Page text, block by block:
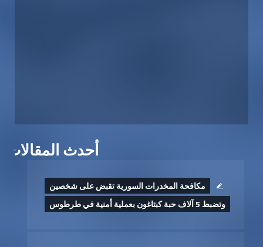
أحدث المقالات
مكافحة المخدرات السورية تقبض على شخصين
وتضبط 5 آلاف حبة كبتاغون بعملية أمنية في طرطوس